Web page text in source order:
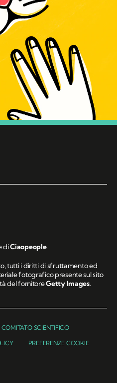
diCiaopeople.
tutti i diritti di sfruttamento ed
fotografico presente sul sito
del fornitoreGetty Images.
COMITATO SCIENTIFICO
PREFERENZE COOKIE